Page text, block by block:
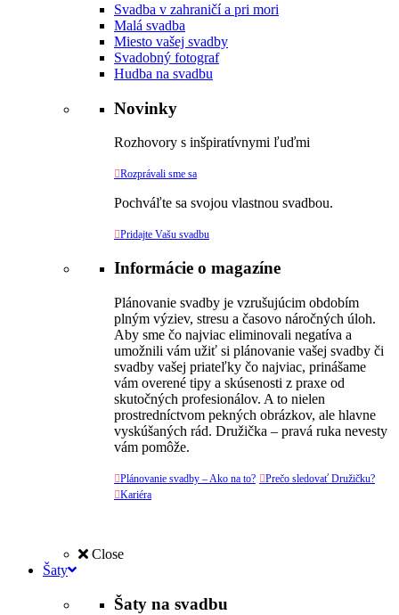
Svadba v zahraničí a pri mori
Malá svadba
Miesto vašej svadby
Svadobný fotograf
Hudba na svadbu
Novinky
Rozhovory s inšpiratívnymi ľuďmi
Rozprávali sme sa
Pochváľte sa svojou vlastnou svadbou.
Pridajte Vašu svadbu
Informácie o magazíne
Plánovanie svadby je vzrušujúcim obdobím
plným výziev, stresu a časovo náročných úloh.
Aby sme čo najviac eliminovali negatíva a
umožnili vám užiť si plánovanie vašej svadby či
svadby vašej priateľky čo najviac, prinášame
vám overené tipy a skúsenosti z praxe od
skutočných profesionálov. A to nielen
prostredníctvom pekných obrázkov, ale hlavne
vyskúšaných rád. Družička – pravá ruka nevesty
vám pomôže.
Plánovanie svadby – Ako na to? Prečo sledovať Družičku?
Kariéra
Close
Šaty
Šaty na svadbu